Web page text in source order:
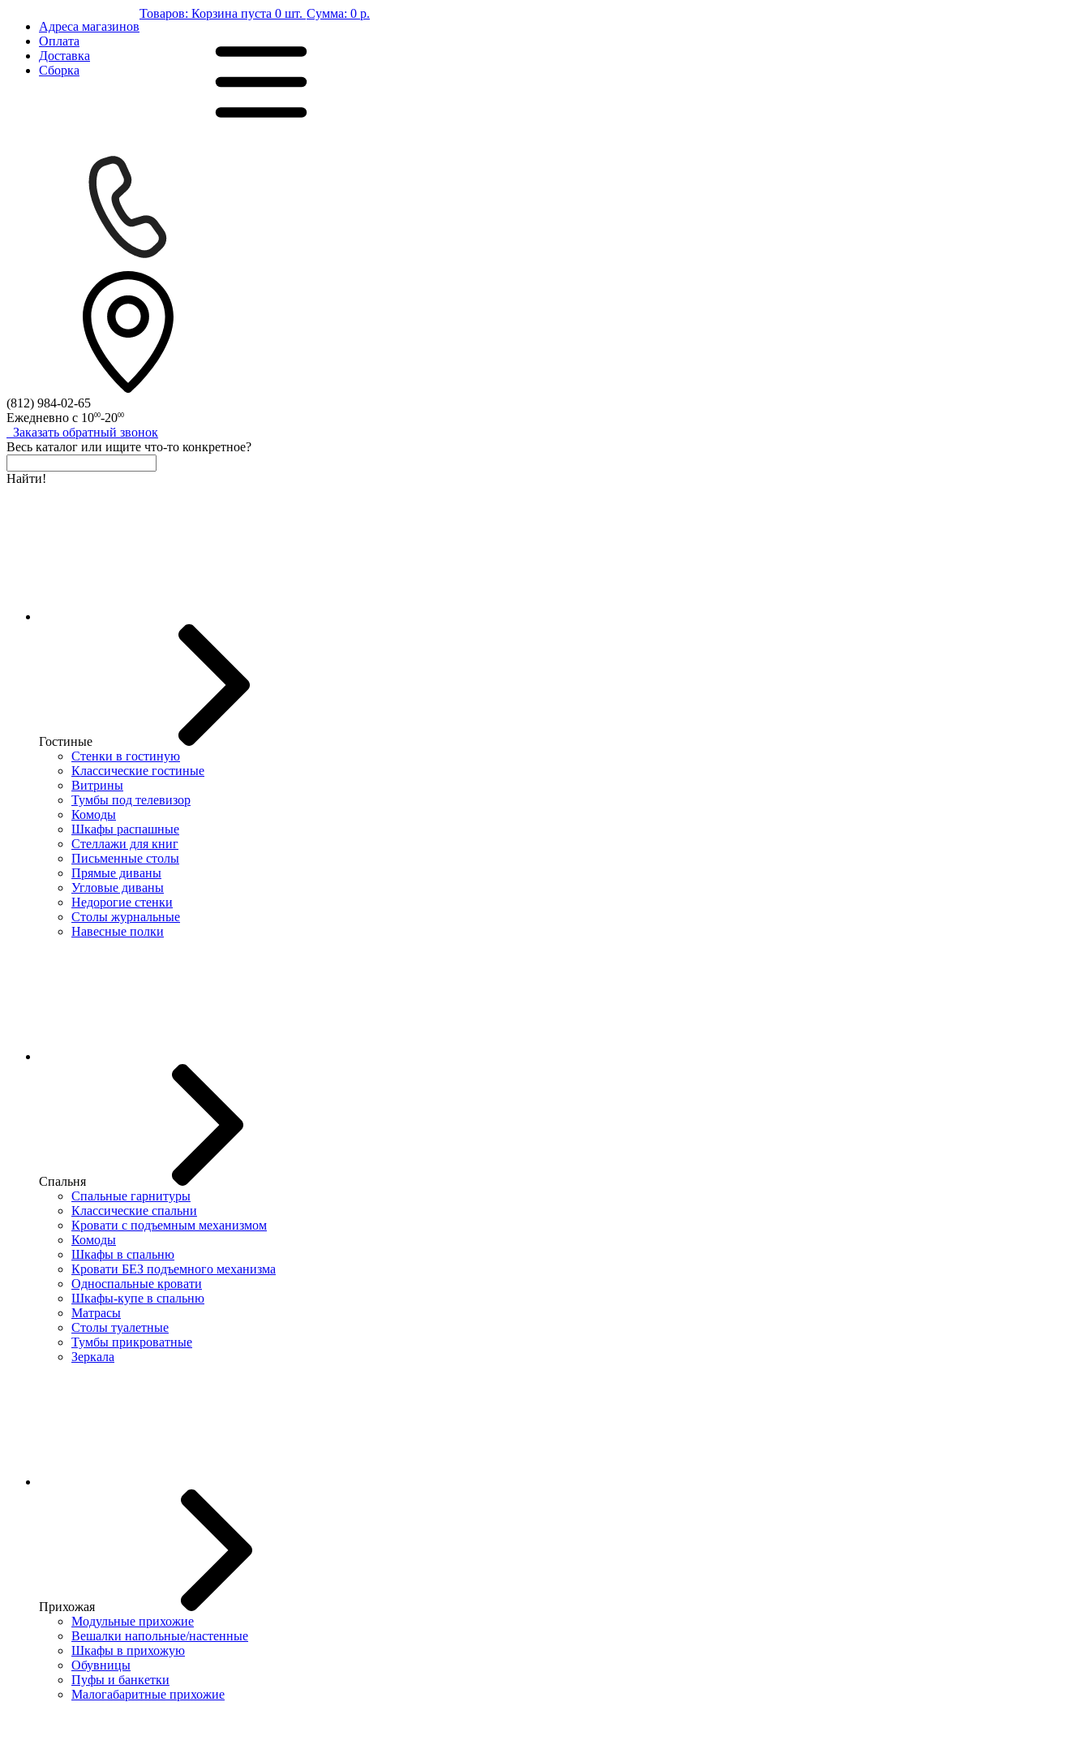
Адреса магазинов
Оплата
Доставка
Сборка
Товаров: Корзина пуста 0 шт. Сумма: 0 р.
(812) 984-02-65
Ежедневно с 1000-2000
Заказать обратный звонок
Весь каталог или ищите что-то конкретное?
Найти!
Гостиные
Стенки в гостиную
Классические гостиные
Витрины
Тумбы под телевизор
Комоды
Шкафы распашные
Стеллажи для книг
Письменные столы
Прямые диваны
Угловые диваны
Недорогие стенки
Столы журнальные
Навесные полки
Спальня
Спальные гарнитуры
Классические спальни
Кровати с подъемным механизмом
Комоды
Шкафы в спальню
Кровати БЕЗ подъемного механизма
Односпальные кровати
Шкафы-купе в спальню
Матрасы
Столы туалетные
Тумбы прикроватные
Зеркала
Прихожая
Модульные прихожие
Вешалки напольные/настенные
Шкафы в прихожую
Обувницы
Пуфы и банкетки
Малогабаритные прихожие